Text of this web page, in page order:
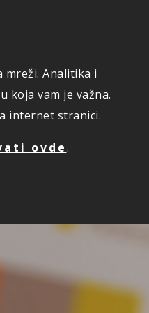
mreži. Analitika i
koja vam je važna.
internet stranici.
ovde.
ZAKAZIVANJE